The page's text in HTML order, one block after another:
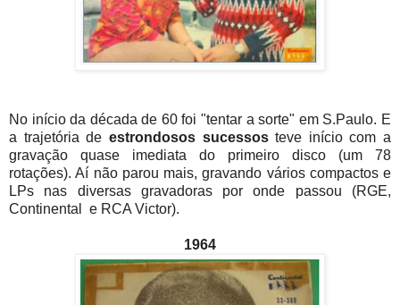
No início da década de 60 foi "tentar a sorte" em S.Paulo. E
a trajetória de estrondosos sucessosteve início com a
gravação quase imediata do primeiro disco (um 78
rotações). Aí não parou mais, gravando vários compactos e
LPs nas diversas gravadoras por onde passou (RGE,
Continental e RCA Victor).
1964